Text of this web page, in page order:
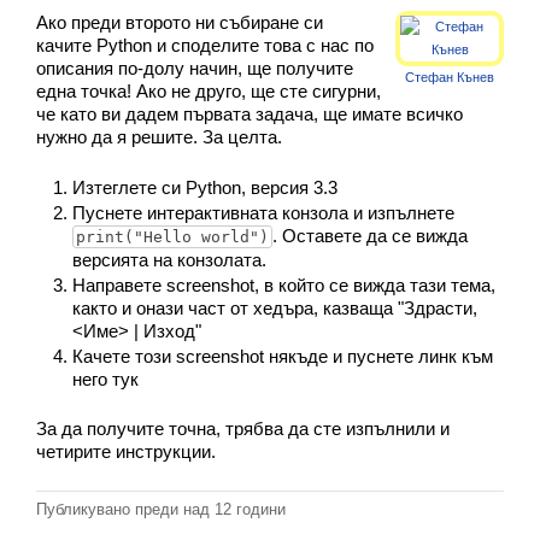
Класация
Екип
Стефан Кънев
Ако преди второто ни събиране си
качите Python и споделите това с нас по
описания по-долу начин, ще получите
една точка! Ако не друго, ще сте сигурни,
че като ви дадем първата задача, ще имате всичко
нужно да я решите. За целта.
Изтеглете си Python, версия 3.3
Пуснете интерактивната конзола и изпълнете
print("Hello world") . Оставете да се вижда
версията на конзолата.
Направете screenshot, в който се вижда тази тема,
както и онази част от хедъра, казваща "Здрасти,
<Име> | Изход"
Качете този screenshot някъде и пуснете линк към
него тук
За да получите точна, трябва да сте изпълнили и
четирите инструкции.
Публикувано преди над 12 години